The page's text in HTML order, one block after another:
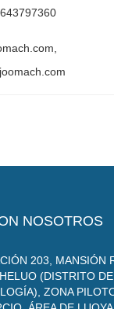
NOSOTROS
203, MANSIÓN
(DISTRITO DE
ZONA